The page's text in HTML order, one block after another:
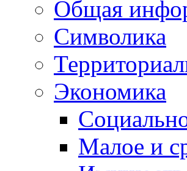
Общая
Символика
Экономика
Малое и